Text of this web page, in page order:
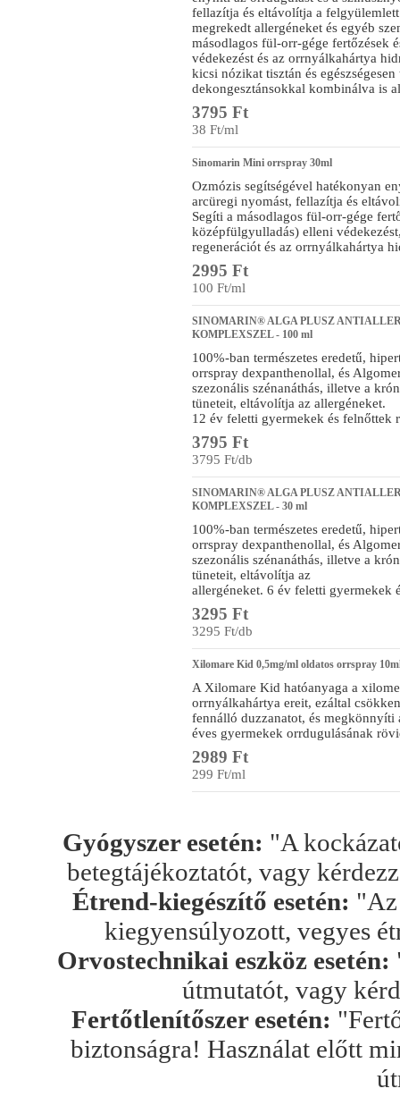
fellazítja és eltávolítja a
megrekedt allergéneket és egyéb
másodlagos fül-orr-gége fertőzések
védekezést és az orrnyálkahártya
kicsi nózikat tisztán és
dekongesztánsokkal kombinálva is
3795 Ft
38 Ft/ml
Sinomarin Mini orrspray 30ml
Ozmózis segítségével hatékonyan
arcüregi nyomást, fellazítja és
Segíti a másodlagos fül-orr-gége
középfülgyulladás) elleni
regenerációt és az orrnyálkahártya
2995 Ft
100 Ft/ml
SINOMARIN® ALGA PLUSZ
KOMPLEXSZEL - 100 ml
100%-ban természetes eredetű,
orrspray dexpanthenollal, és
szezonális szénanáthás, illetve a
tüneteit, eltávolítja az allergéneket.
12 év feletti gyermekek és felnőttek
3795 Ft
3795 Ft/db
SINOMARIN® ALGA PLUSZ
KOMPLEXSZEL - 30 ml
100%-ban természetes eredetű,
orrspray dexpanthenollal, és
szezonális szénanáthás, illetve a
tüneteit, eltávolítja az
allergéneket. 6 év feletti gyermekek
3295 Ft
3295 Ft/db
Xilomare Kid 0,5mg/ml oldatos orrspray
A Xilomare Kid hatóanyaga a
orrnyálkahártya ereit, ezáltal
fennálló duzzanatot, és megkönnyíti
éves gyermekek orrdugulásának
2989 Ft
299 Ft/ml
Gyógyszer esetén: "A
betegtájékoztatót, vagy
Étrend-kiegészítő esetén: "Az
kiegyensúlyozott, vegyes
Orvostechnikai eszköz esetén:
útmutatót, vagy
Fertőtlenítőszer esetén:
biztonságra! Használat előtt